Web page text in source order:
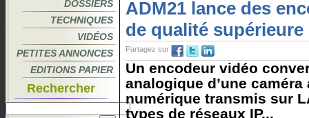
DOSSIERS
TECHNIQUES
VIDÉOS
PETITES ANNONCES
EDITIONS PAPIER
Rechercher
ADM21 lance des
de qualité supérieure
Partagez sur
Un encodeur vidéo
analogique d’une
numérique transmis sur
types de réseaux IP...